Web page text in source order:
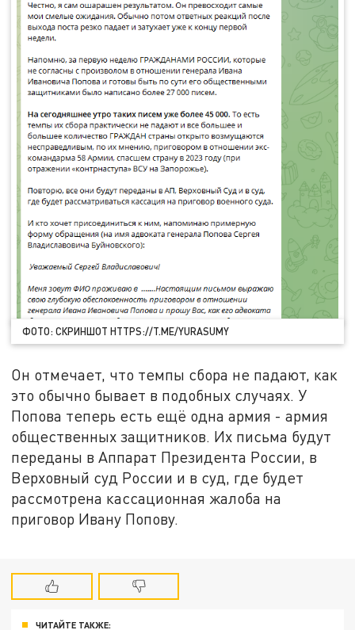
ФОТО: СКРИНШОТ HTTPS://T.ME/YURASUMY
Он отмечает, что темпы сбора не падают, как
это обычно бывает в подобных случаях. У
Попова теперь есть ещё одна армия - армия
общественных защитников. Их письма будут
переданы в Аппарат Президента России, в
Верховный суд России и в суд, где будет
рассмотрена кассационная жалоба на
приговор Ивану Попову.
ЧИТАЙТЕ ТАКЖЕ: